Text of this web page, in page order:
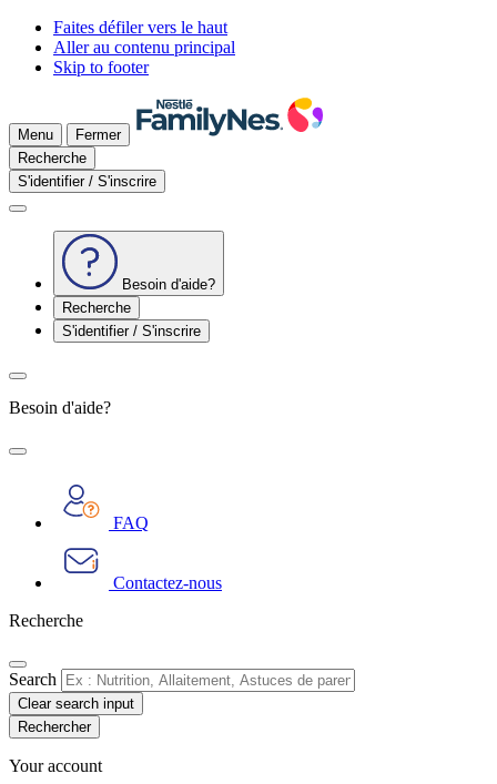
Faites défiler vers le haut
Aller au contenu principal
Skip to footer
Menu
Fermer
Recherche
S'identifier / S'inscrire
Besoin d'aide?
Recherche
S'identifier / S'inscrire
Besoin d'aide?
FAQ
Contactez-nous
Recherche
Search
Clear search input
Your account